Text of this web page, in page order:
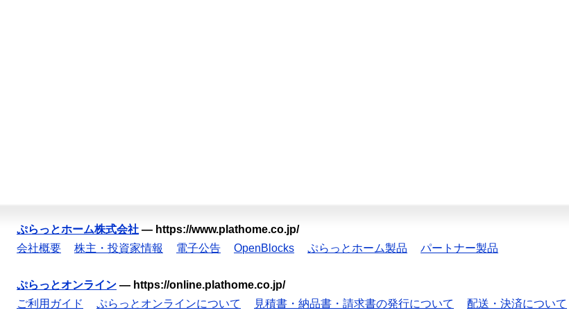
ぷらっとホーム株式会社 — https://www.plathome.co.jp/
会社概要
株主・投資家情報 電子公告 OpenBlocks ぷらっとホーム製品 パートナー製品
ぷらっとオンライン — https://online.plathome.co.jp/
ご利用ガイド
ぷらっとオンラインについて 見積書・納品書・請求書の発行について 配送・決済について